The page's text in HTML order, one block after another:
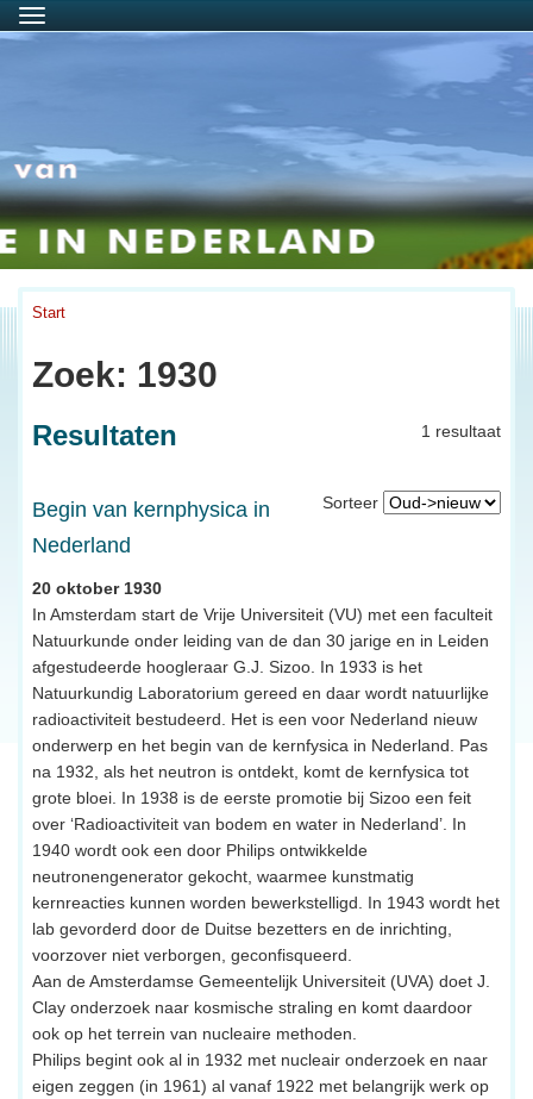
Menu
Start
Zoek: 1930
1 resultaat
Resultaten
Sorteer
Begin van kernphysica in
Nederland
20 oktober 1930
In Amsterdam start de Vrije Universiteit (VU) met een faculteit
Natuurkunde onder leiding van de dan 30 jarige en in Leiden
afgestudeerde hoogleraar G.J. Sizoo. In 1933 is het
Natuurkundig Laboratorium gereed en daar wordt natuurlijke
radioactiviteit bestudeerd. Het is een voor Nederland nieuw
onderwerp en het begin van de kernfysica in Nederland. Pas
na 1932, als het neutron is ontdekt, komt de kernfysica tot
grote bloei. In 1938 is de eerste promotie bij Sizoo een feit
over ‘Radioactiviteit van bodem en water in Nederland’. In
1940 wordt ook een door Philips ontwikkelde
neutronengenerator gekocht, waarmee kunstmatig
kernreacties kunnen worden bewerkstelligd. In 1943 wordt het
lab gevorderd door de Duitse bezetters en de inrichting,
voorzover niet verborgen, geconfisqueerd.
Aan de Amsterdamse Gemeentelijk Universiteit (UVA) doet J.
Clay onderzoek naar kosmische straling en komt daardoor
ook op het terrein van nucleaire methoden.
Philips begint ook al in 1932 met nucleair onderzoek en naar
eigen zeggen (in 1961) al vanaf 1922 met belangrijk werk op